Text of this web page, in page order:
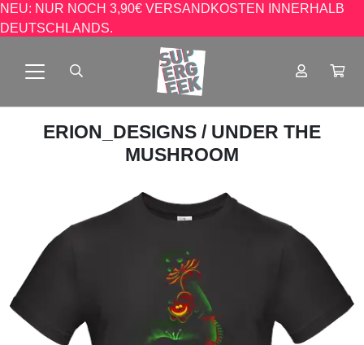
NEU: NUR NOCH 3,90€ VERSANDKOSTEN INNERHALB
DEUTSCHLANDS.
ERION_DESIGNS / UNDER THE
MUSHROOM